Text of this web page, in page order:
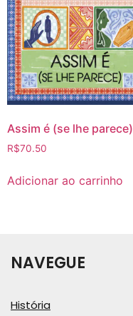
Assim é (se lhe parece)
R$70.50
Adicionar ao carrinho
NAVEGUE
História